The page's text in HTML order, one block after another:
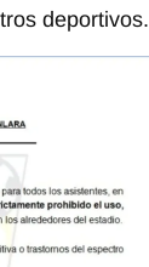
deportivos.